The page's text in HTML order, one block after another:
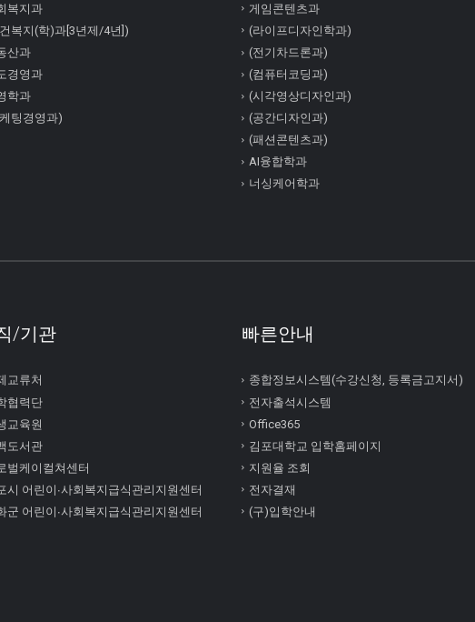
복지과
복지(학)과[3년제/4년])
산과
경영과
학과
팅경영과)
게임콘텐츠과
(라이프디자인학과)
(전기차드론과)
(컴퓨터코딩과)
(시각영상디자인과)
(공간디자인과)
(패션콘텐츠과)
AI융합학과
너싱케어학과
/기관
교류처
협력단
교육원
도서관
벌케이컬쳐센터
시 어린이∙사회복지급식관리지원센터
군 어린이∙사회복지급식관리지원센터
빠른안내
종합정보시스템(수강신청, 등록금고지서)
전자출석시스템
Office365
김포대학교 입학홈페이지
지원율 조회
전자결재
(구)입학안내